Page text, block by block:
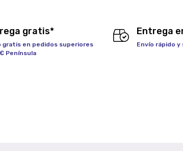
gratis*
gratis en pedidos superiores
Península
Entrega
Envío rápido y